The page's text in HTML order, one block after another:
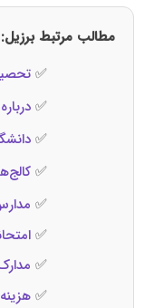
مطالب مرتبط برزیل:
✅
✅
✅
✅
✅
✅
✅
✅